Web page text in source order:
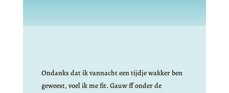
Ondanks dat ik vannacht een tijdje wakker ben
geweest, voel ik me fit. Gauw ff onder de